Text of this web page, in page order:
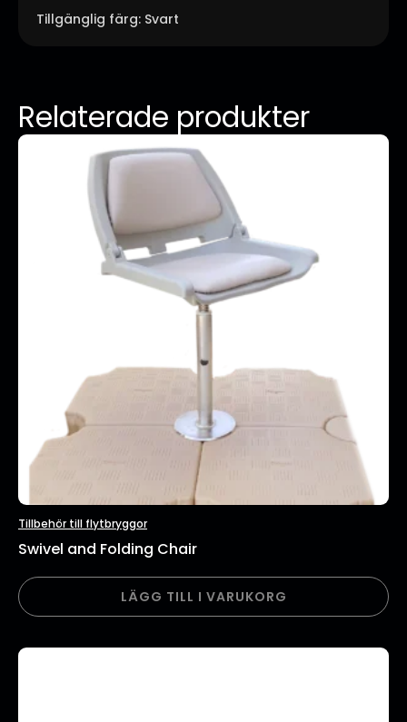
Tillgänglig färg: Svart
Relaterade produkter
Tillbehör till flytbryggor
Swivel and Folding Chair
LÄGG TILL I VARUKORG